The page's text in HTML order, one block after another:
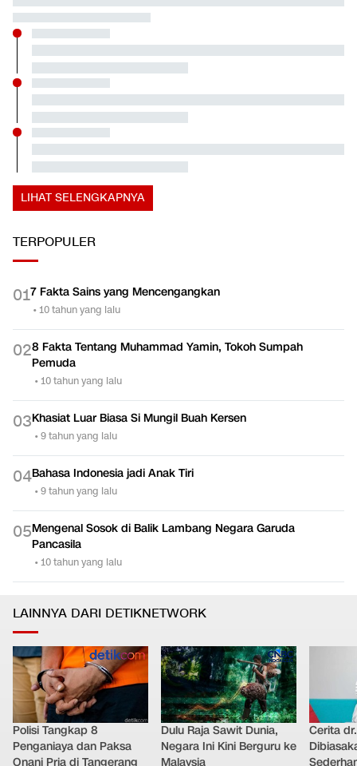
017 Fakta Sains yang Mencengangkan
•10 tahun yang lalu
0
8 Fakta Tentang Muhammad Yamin, Tokoh Sumpah
Pemuda
•10 tahun yang lalu
04Bahasa Indonesia jadi Anak Tiri
05Mengenal Sosok di Balik Lambang Negara Garuda
•10 tahun yang lalu
LAINNYA DARI DETIKNETWORK
Penganiaya dan Paksa
Onani Pria di Tangerang
dalam 7 jam
Negara Ini Kini Berguru ke
dalam 7 jam
Sadar
Nasional Teknologi
Otomotif Internasional
Hiburan Ekonomi
Gaya Hidup Olahraga